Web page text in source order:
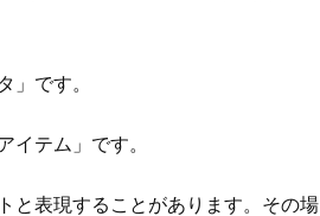
」です。
イテム」です。
と表現することがあります。その場